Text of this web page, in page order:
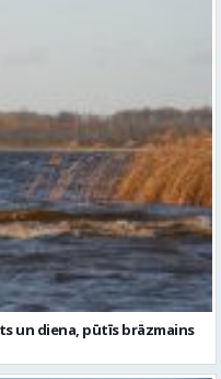
un diena, pūtīs brāzmains